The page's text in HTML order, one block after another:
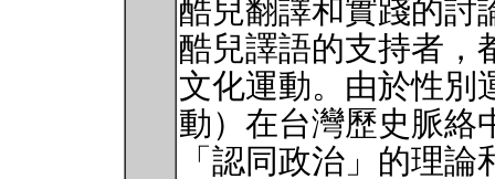
酷兒翻譯和實踐的討
酷兒譯語的支持者，
文化運動。由於性別
動）在台灣歷史脈絡
「認同政治」的理